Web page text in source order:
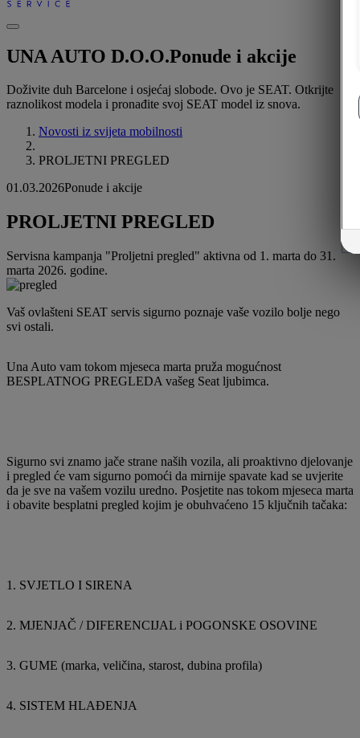
UNA AUTO D.O.O.Ponude i akcije
Doživite duh Barcelone i osjećaj slobode. Ovo je SEAT. Otkrijte
raznolikost modela i pronađite svoj SEAT model iz snova.
Novosti iz svijeta mobilnosti
PROLJETNI PREGLED
01.03.2026Ponude i akcije
PROLJETNI PREGLED
Servisna kampanja "Proljetni pregled" aktivna od 1. marta do 31.
marta 2026. godine.
Vaš ovlašteni SEAT servis sigurno poznaje vaše vozilo bolje nego
svi ostali.
Una Auto vam tokom mjeseca marta pruža mogućnost
BESPLATNOG PREGLEDA vašeg Seat ljubimca.
Sigurno svi znamo jače strane naših vozila, ali proaktivno djelovanje
i pregled će vam sigurno pomoći da mirnije spavate kad se uvjerite
da je sve na vašem vozilu uredno. Posjetite nas tokom mjeseca marta
i obavite besplatni pregled kojim je obuhvaćeno 15 ključnih tačaka:
1. SVJETLO I SIRENA
2. MJENJAČ / DIFERENCIJAL i POGONSKE OSOVINE
3. GUME (marka, veličina, starost, dubina profila)
4. SISTEM HLAĐENJA